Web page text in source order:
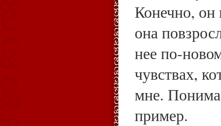
Конечно, он
она
нее
чувствах,
мне.
пример.